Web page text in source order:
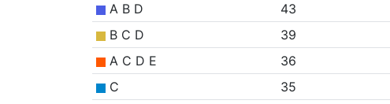
A B D
43
B C D
39
A C D E
36
C
35